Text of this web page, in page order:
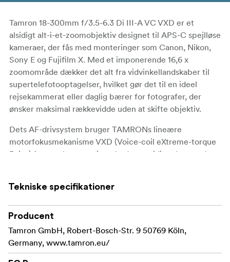
Tamron 18-300mm f/3.5-6.3 Di III-A VC VXD er et
alsidigt alt-i-et-zoomobjektiv designet til APS-C spejlløse
kameraer, der fås med monteringer som Canon, Nikon,
Sony E og Fujifilm X. Med et imponerende 16,6 x
zoomområde dækker det alt fra vidvinkellandskaber til
supertelefotooptagelser, hvilket gør det til en ideel
rejsekammerat eller daglig bærer for fotografer, der
ønsker maksimal rækkevidde uden at skifte objektiv.
Dets AF-drivsystem bruger TAMRONs lineære
motorfokusmekanisme VXD (Voice-coil eXtreme-torque
Drive) for overlegen støjsvaghed og smidig ydeevne. I
kant til kant og give høj billedkvalitet, der er blandt de
bedste af alt-i-en-zoomobjektiver.
brede ende og et maksimalt forstørrelsesforhold på 1:2
klarer dette objektiv sig forbløffende godt i sin kategori,
Tekniske specifikationer
Producent
Tamron GmbH, Robert-Bosch-Str. 9 50769 Köln,
Germany, www.tamron.eu/